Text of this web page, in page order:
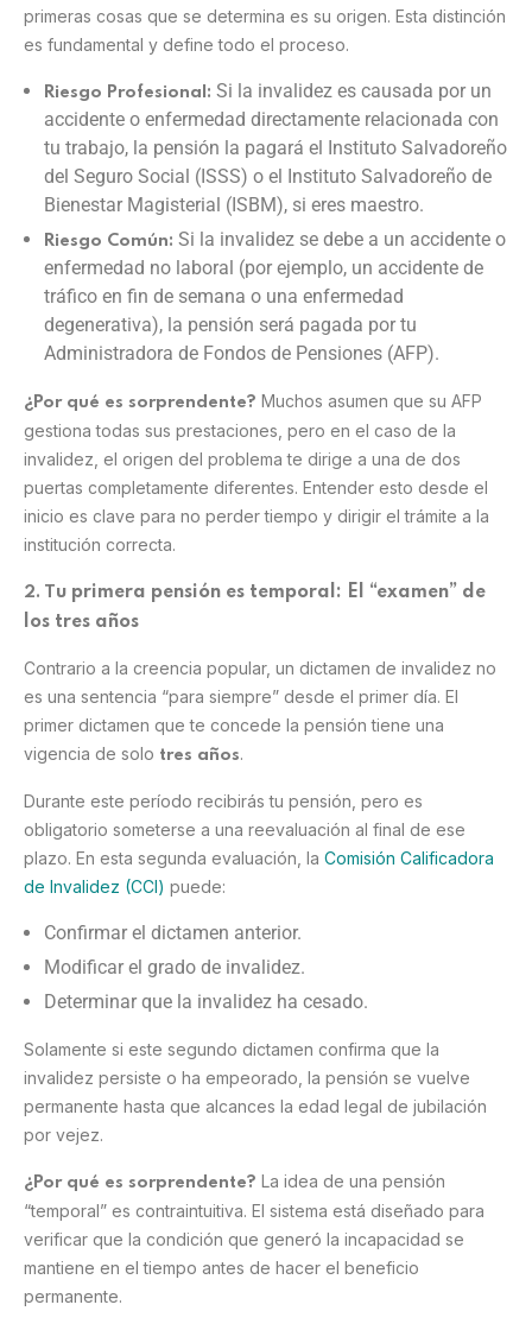
primeras cosas que se determina es su origen. Esta distinción
es fundamental y define todo el proceso.
Riesgo Profesional: Si la invalidez es causada por un
accidente o enfermedad directamente relacionada con
tu trabajo, la pensión la pagará el Instituto Salvadoreño
del Seguro Social (ISSS) o el Instituto Salvadoreño de
Bienestar Magisterial (ISBM), si eres maestro.
Riesgo Común: Si la invalidez se debe a un accidente o
enfermedad no laboral (por ejemplo, un accidente de
tráfico en fin de semana o una enfermedad
degenerativa), la pensión será pagada por tu
Administradora de Fondos de Pensiones (AFP).
¿Por qué es sorprendente? Muchos asumen que su AFP
gestiona todas sus prestaciones, pero en el caso de la
invalidez, el origen del problema te dirige a una de dos
puertas completamente diferentes. Entender esto desde el
inicio es clave para no perder tiempo y dirigir el trámite a la
institución correcta.
2. T u primera pensión es temporal: El “examen” de
los tres años
Contrario a la creencia popular, un dictamen de invalidez no
es una sentencia “para siempre” desde el primer día. El
primer dictamen que te concede la pensión tiene una
vigencia de solo tres años.
Durante este período recibirás tu pensión, pero es
obligatorio someterse a una reevaluación al final de ese
plazo. En esta segunda evaluación, la Comisión Calificadora
de Invalidez (CCI) puede:
Confirmar el dictamen anterior.
Modificar el grado de invalidez.
Determinar que la invalidez ha cesado.
Solamente si este segundo dictamen confirma que la
invalidez persiste o ha empeorado, la pensión se vuelve
permanente hasta que alcances la edad legal de jubilación
por vejez.
¿Por qué es sorprendente? La idea de una pensión
“temporal” es contraintuitiva. El sistema está diseñado para
verificar que la condición que generó la incapacidad se
mantiene en el tiempo antes de hacer el beneficio
permanente.